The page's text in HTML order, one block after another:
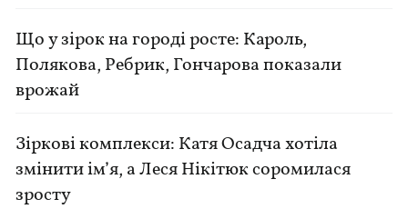
Що у зірок на городі росте: Кароль,
Полякова, Ребрик, Гончарова показали
врожай
Зіркові комплекси: Катя Осадча хотіла
змінити ім’я, а Леся Нікітюк соромилася
зросту